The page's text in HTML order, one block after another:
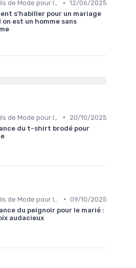
Conseils de Mode pour le Marié • 12/06/2025
s'habiller pour un mariage
on est un homme sans
•
20/10/2025
du t-shirt brodé pour
• 09/10/2025
du peignoir pour le marié :
audacieux